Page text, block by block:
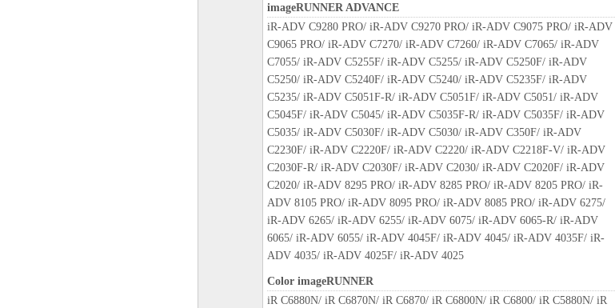
imageRUNNER ADVANCE
iR-ADV C9280 PRO/ iR-ADV C9270 PRO/ iR-ADV C9075 PRO/ iR-ADV
C9065 PRO/ iR-ADV C7270/ iR-ADV C7260/ iR-ADV C7065/ iR-ADV
C7055/ iR-ADV C5255F/ iR-ADV C5255/ iR-ADV C5250F/ iR-ADV
C5250/ iR-ADV C5240F/ iR-ADV C5240/ iR-ADV C5235F/ iR-ADV
C5235/ iR-ADV C5051F-R/ iR-ADV C5051F/ iR-ADV C5051/ iR-ADV
C5045F/ iR-ADV C5045/ iR-ADV C5035F-R/ iR-ADV C5035F/ iR-ADV
C5035/ iR-ADV C5030F/ iR-ADV C5030/ iR-ADV C350F/ iR-ADV
C2230F/ iR-ADV C2220F/ iR-ADV C2220/ iR-ADV C2218F-V/ iR-ADV
C2030F-R/ iR-ADV C2030F/ iR-ADV C2030/ iR-ADV C2020F/ iR-ADV
C2020/ iR-ADV 8295 PRO/ iR-ADV 8285 PRO/ iR-ADV 8205 PRO/ iR-
ADV 8105 PRO/ iR-ADV 8095 PRO/ iR-ADV 8085 PRO/ iR-ADV 6275/
iR-ADV 6265/ iR-ADV 6255/ iR-ADV 6075/ iR-ADV 6065-R/ iR-ADV
6065/ iR-ADV 6055/ iR-ADV 4045F/ iR-ADV 4045/ iR-ADV 4035F/ iR-
ADV 4035/ iR-ADV 4025F/ iR-ADV 4025
Color imageRUNNER
iR C6880N/ iR C6870N/ iR C6870/ iR C6800N/ iR C6800/ iR C5880N/ iR